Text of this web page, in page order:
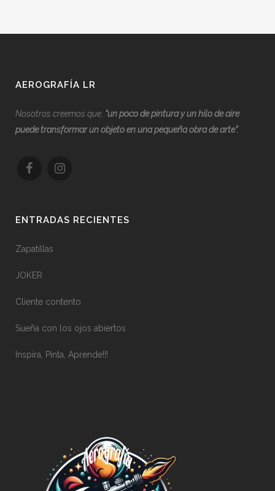
AEROGRAFÍA LR
Nosotros creemos que, “un poco de pintura y un hilo de aire
puede transformar un objeto en una pequeña obra de arte”.
ENTRADAS RECIENTES
Zapatillas
JOKER
Cliente contento
Sueña con los ojos abiertos
Inspira, Pinta, Aprende!!!